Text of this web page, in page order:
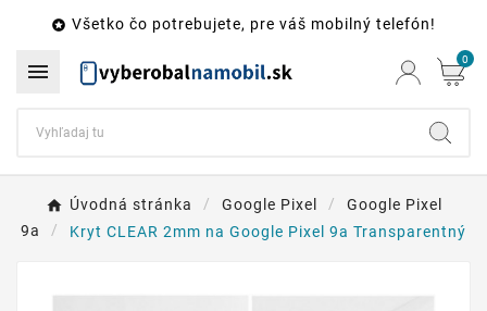
 Všetko čo potrebujete, pre váš mobilný telefón!
 0
Úvodná stránka Google Pixel
Google Pixel
9a
Kryt CLEAR 2mm na Google Pixel 9a Transparentný